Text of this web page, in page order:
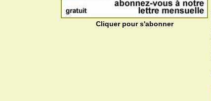
Cliquer pour s'abonner